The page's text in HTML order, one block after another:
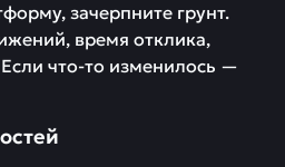
зачерпните грунт.
время отклика,
что-то изменилось —